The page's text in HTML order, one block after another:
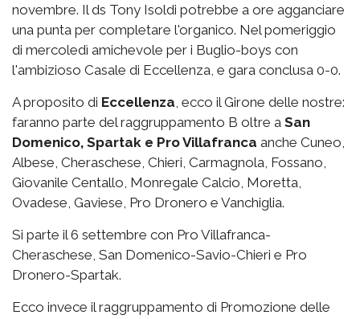
novembre. Il ds Tony Isoldi potrebbe a ore agganciare
una punta per completare l'organico. Nel pomeriggio
di mercoledì amichevole per i Buglio-boys con
l'ambizioso Casale di Eccellenza, e gara conclusa 0-0.
A proposito di Eccellenza , ecco il Girone delle nostre:
faranno parte del raggruppamento B oltre a San
Domenico, Spartak e Pro Villafranca anche Cuneo,
Albese, Cheraschese, Chieri, Carmagnola, Fossano,
Giovanile Centallo, Monregale Calcio, Moretta,
Ovadese, Gaviese, Pro Dronero e Vanchiglia.
Si parte il 6 settembre con Pro Villafranca-
Cheraschese, San Domenico-Savio-Chieri e Pro
Dronero-Spartak.
Ecco invece il raggruppamento di Promozione delle